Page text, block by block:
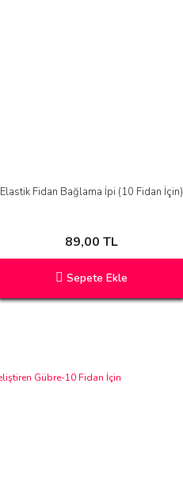
Elastik Fidan Bağlama İpi (10 Fidan İçin)
89,00 TL
Sepete Ekle